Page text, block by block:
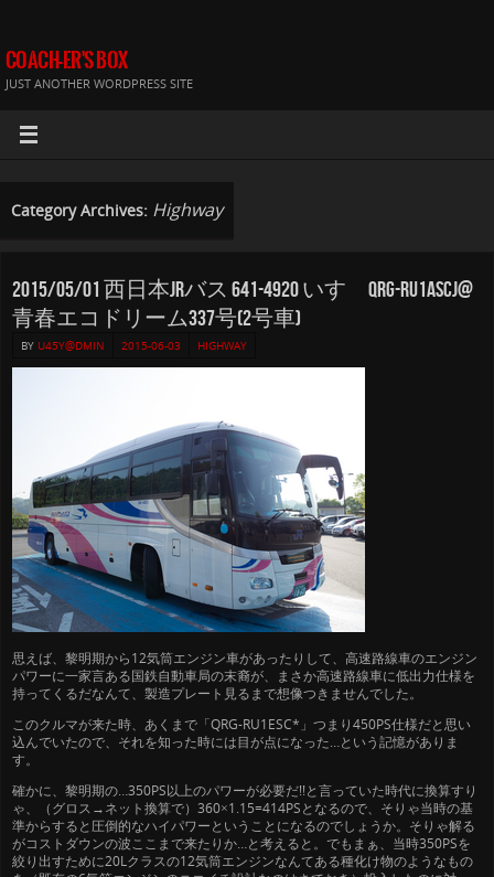
COACH-ER'S BOX
JUST ANOTHER WORDPRESS SITE
Category Archives: Highway
2015/05/01 西日本JRバス 641-4920 いすゞQRG-RU1ASCJ@
青春エコドリーム337号(2号車)
BY U45Y@DMIN 2015-06-03 HIGHWAY
思えば、黎明期から12気筒エンジン車があったりして、高速路線車のエンジン
パワーに一家言ある国鉄自動車局の末裔が、まさか高速路線車に低出力仕様を
持ってくるだなんて、製造プレート見るまで想像つきませんでした。
このクルマが来た時、あくまで「QRG-RU1ESC*」つまり450PS仕様だと思い
込んでいたので、それを知った時には目が点になった…という記憶がありま
す。
確かに、黎明期の…350PS以上のパワーが必要だ!!と言っていた時代に換算すり
ゃ、（グロス→ネット換算で）360×1.15=414PSとなるので、そりゃ当時の基
準からすると圧倒的なハイパワーということになるのでしょうか。そりゃ解る
がコストダウンの波ここまで来たりか…と考えると。でもまぁ、当時350PSを
絞り出すために20Lクラスの12気筒エンジンなんてある種化け物のようなもの